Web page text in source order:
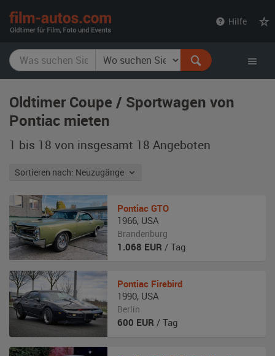
Hilfe
Oldtimer Coupe / Sportwagen von
Pontiac mieten
1 bis 18 von insgesamt 18 Angeboten
Sortieren nach: Neuzugänge
Pontiac GTO
1966, USA
Brandenburg
1.068 EUR / Tag
Pontiac Firebird
1990, USA
Berlin
600 EUR / Tag